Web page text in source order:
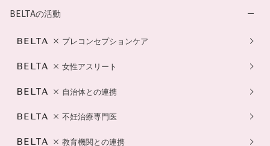
BELTAの活動
プレコンセプションケア
女性アスリート
自治体との連携
不妊治療専門医
教育機関との連携